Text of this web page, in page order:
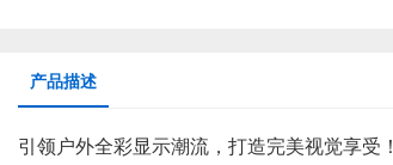
产品描述
引领户外全彩显示潮流，打造完美视觉享受！